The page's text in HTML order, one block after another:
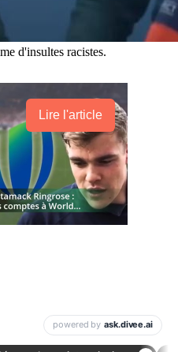
d'insultes racistes.
Lire l'article